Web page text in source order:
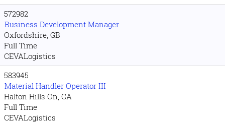
572982
Business Development Manager
Oxfordshire, GB
Full Time
CEVALogistics
583945
Material Handler Operator III
Halton Hills On, CA
Full Time
CEVALogistics